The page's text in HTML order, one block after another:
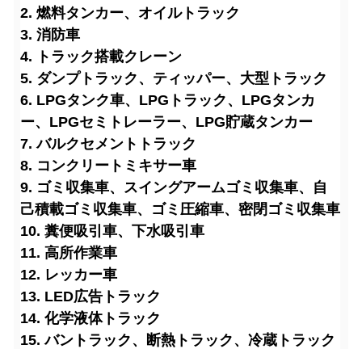
2. 燃料タンカー、オイルトラック
3. 消防車
4. トラック搭載クレーン
5. ダンプトラック、ティッパー、大型トラック
6. LPGタンク車、LPGトラック、LPGタンカ
ー、LPGセミトレーラー、LPG貯蔵タンカー
7. バルクセメントトラック
8. コンクリートミキサー車
9. ゴミ収集車、スイングアームゴミ収集車、自
己積載ゴミ収集車、ゴミ圧縮車、密閉ゴミ収集車
10. 糞便吸引車、下水吸引車
11. 高所作業車
12. レッカー車
13. LED広告トラック
14. 化学液体トラック
15. バントラック、断熱トラック、冷蔵トラック